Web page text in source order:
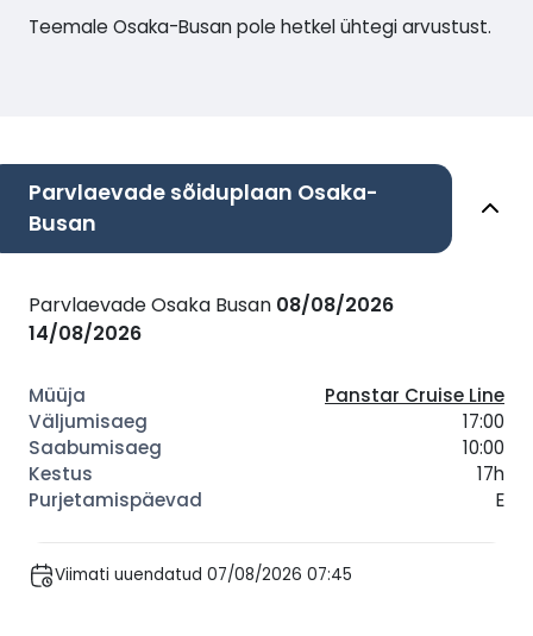
Teemale Osaka-Busan pole hetkel ühtegi arvustust.
Parvlaevade sõiduplaan Osaka-
Busan
Parvlaevade Osaka Busan 08/08/2026
14/08/2026
Panstar Cruise Line
17:00
10:00
17h
E
Viimati uuendatud 07/08/2026 07:45